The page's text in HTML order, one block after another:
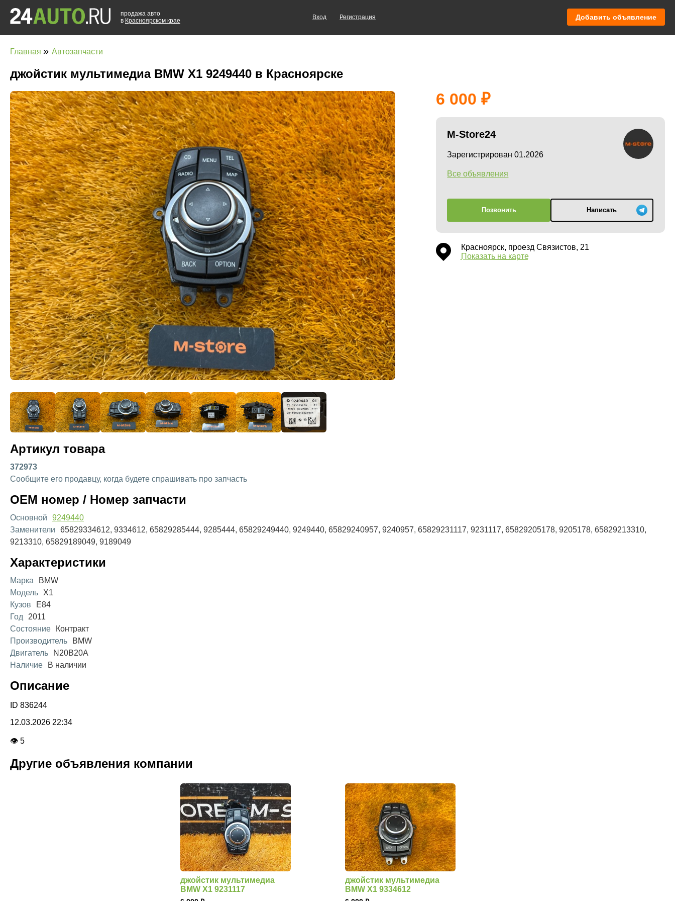
продажа авто
в Красноярском крае
Вход Регистрация Добавить объявление
Главная » Автозапчасти
джойстик мультимедиа BMW X1 9249440 в Красноярске
6 000
M-Store24
Зарегистрирован 01.2026
Все объявления
Позвонить Написать
Красноярск, проезд Связистов, 21
Показать на карте
Артикул товара
372973
Сообщите его продавцу, когда будете спрашивать про запчасть
OEM номер / Номер запчасти
Основной
9249440
Заменители
65829334612, 9334612, 65829285444, 9285444, 65829249440, 9249440, 65829240957, 9240957, 65829231117, 9231117, 65829205178, 9205178, 65829213310,
9213310, 65829189049, 9189049
Характеристики
Марка
BMW
Модель
X1
Кузов
E84
Год
2011
Состояние
Контракт
Производитель
BMW
Двигатель
N20B20A
Наличие
В наличии
Описание
ID 836244
12.03.2026 22:34
👁 5
Другие объявления компании
джойстик мультимедиа
BMW X1 9231117
джойстик мультимедиа
BMW X1 9334612